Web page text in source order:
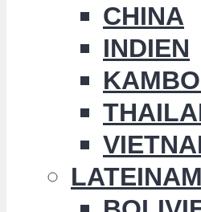
CHINA
INDIEN